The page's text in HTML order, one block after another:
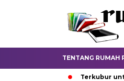
TENTANG RUMAH
Terkubur untuk